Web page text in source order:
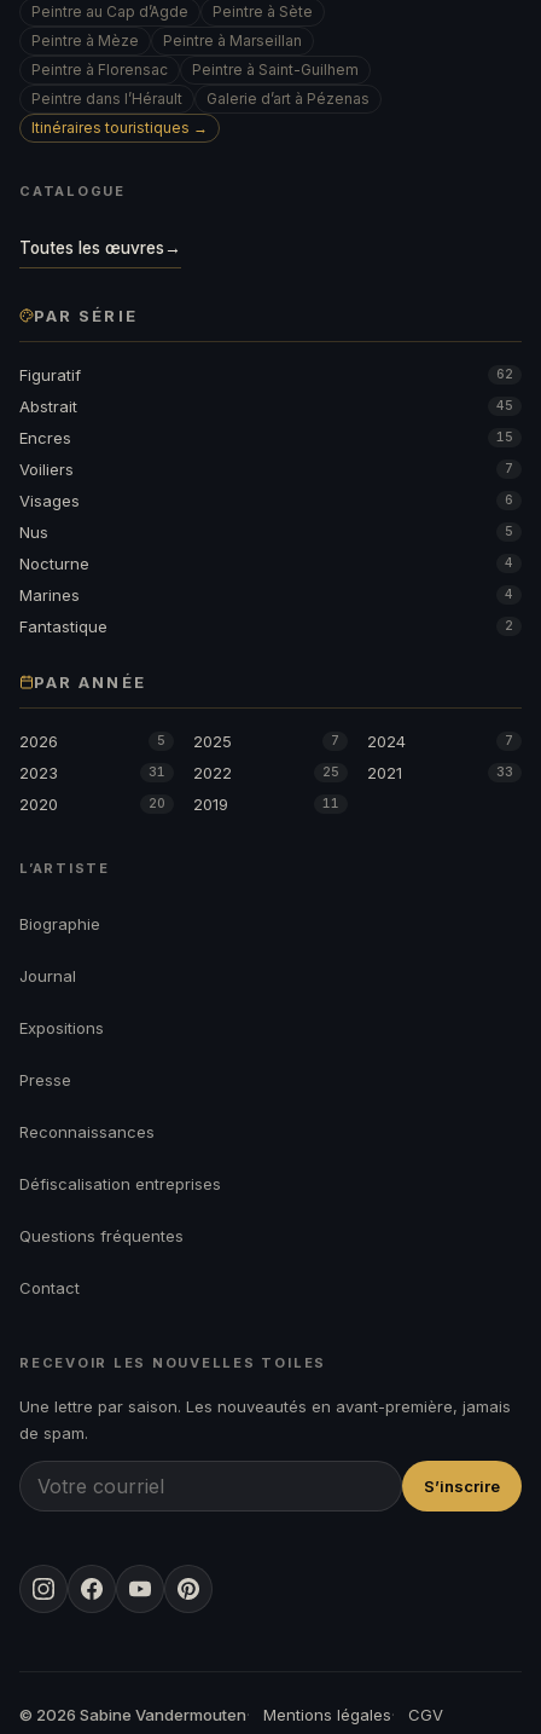
Peintre au Cap d’Agde
Peintre à Sète
Peintre à Mèze
Peintre à Marseillan
Peintre à Florensac
Peintre à Saint-Guilhem
Peintre dans l’Hérault
Galerie d’art à Pézenas
Itinéraires touristiques →
CATALOGUE
Toutes les œuvres→
PAR SÉRIE
Figuratif 62
Abstrait 45
Encres 15
Voiliers 7
Visages 6
Nus 5
Nocturne 4
Marines 4
Fantastique 2
PAR ANNÉE
2026 5 2025 7 2024 7
2023 31 2022 25 2021 33
2020 20 2019 11
L’ARTISTE
Biographie
Journal
Expositions
Presse
Reconnaissances
Défiscalisation entreprises
Questions fréquentes
Contact
RECEVOIR LES NOUVELLES TOILES
Une lettre par saison. Les nouveautés en avant-première, jamais
de spam.
S’inscrire
InstagramFacebookYouTubePinterest
© 2026 Sabine Vandermouten Mentions légales
CGV